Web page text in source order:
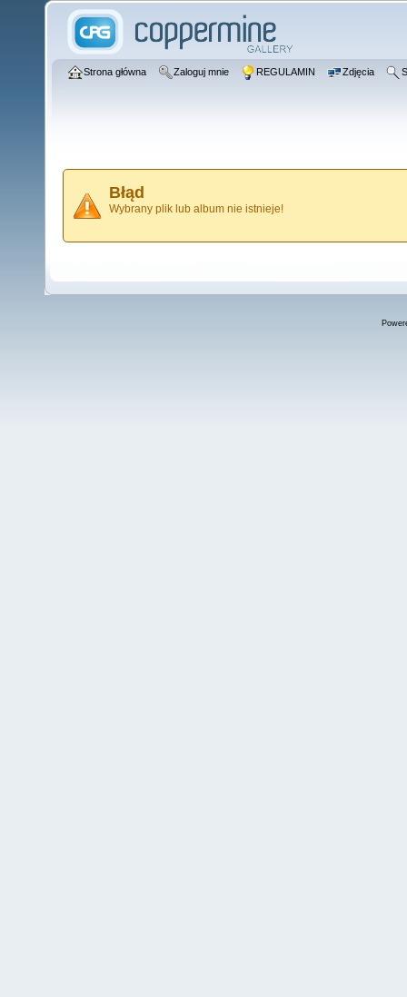
Strona główna Zaloguj mnie REGULAMIN Zdjęcia
Błąd
Wybrany plik lub album nie istnieje!